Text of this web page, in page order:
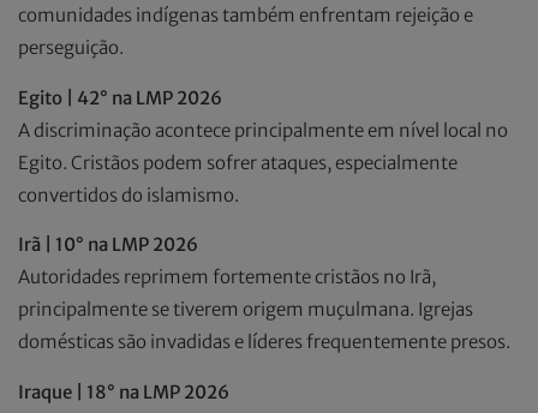
comunidades indígenas também enfrentam rejeição e
perseguição.
Egito | 42° na LMP 2026
A discriminação acontece principalmente em nível local no
Egito. Cristãos podem sofrer ataques, especialmente
convertidos do islamismo.
Irã | 10° na LMP 2026
Autoridades reprimem fortemente cristãos no Irã,
principalmente se tiverem origem muçulmana. Igrejas
domésticas são invadidas e líderes frequentemente presos.
Iraque | 18° na LMP 2026